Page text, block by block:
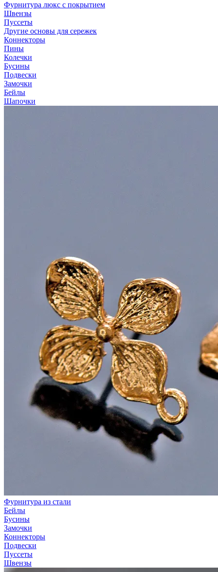
Фурнитура люкс с покрытием
Швензы
Пуссеты
Другие основы для сережек
Коннекторы
Пины
Колечки
Бусины
Подвески
Замочки
Бейлы
Шапочки
Фурнитура из стали
Бейлы
Бусины
Замочки
Коннекторы
Подвески
Пуссеты
Швензы